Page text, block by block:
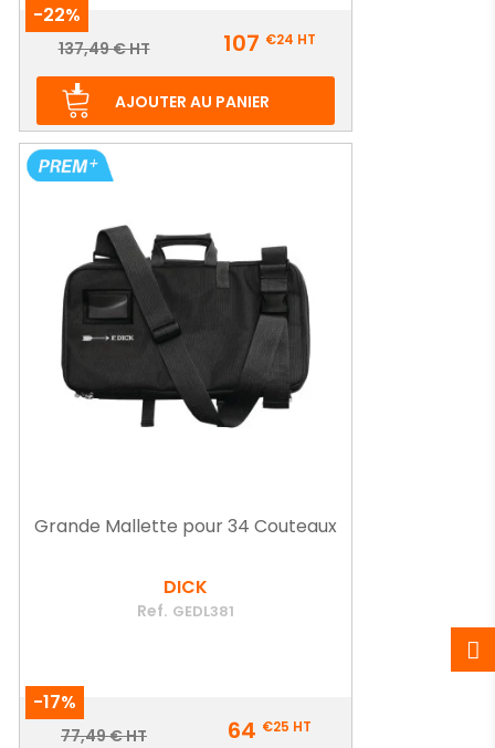
-22%
Prix
Prix
base
137,49 € HT 107 €24 HT
AJOUTER AU PANIER
Grande Mallette pour 34 Couteaux
DICK
Ref. GEDL381
-17%
Prix
Prix
77,49 € HT 64 €25 HT